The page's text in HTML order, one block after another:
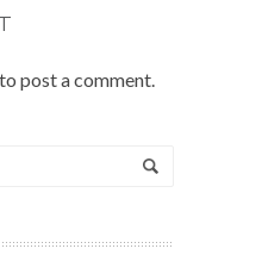
to post a comment.